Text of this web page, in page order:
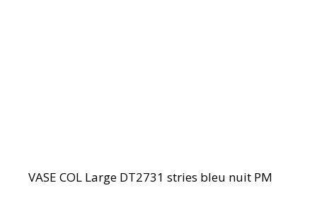
VASE COL Large DT2731 stries bleu nuit PM